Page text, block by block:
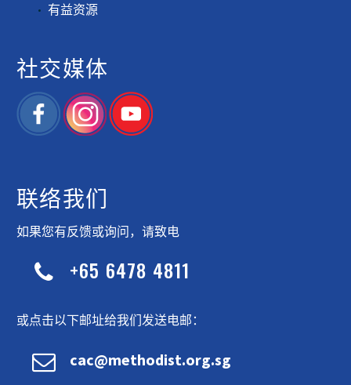
有益资源
社交媒体
联络我们
如果您有反馈或询问，请致电

 +65 6478 4811
或点击以下邮址给我们发送电邮：

 cac@methodist.org.sg